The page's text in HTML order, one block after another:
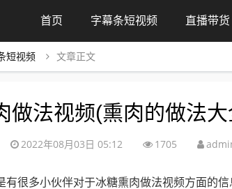
首页 字幕条短视频 直播带货
短视频 文章正文
做法视频(熏肉的做法
2022年08月03日 05:12 1705
有很多小伙伴对于冰糖熏肉做法视频方面的